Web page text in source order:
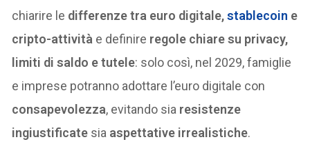
chiarire le differenze tra euro digitale,stablecoin e
cripto-attività e definire regole chiare su privacy,
limiti di saldo e tutele: solo così, nel 2029, famiglie
e imprese potranno adottare l’euro digitale con
consapevolezza, evitando sia resistenze
ingiustificate sia aspettative irrealistiche.